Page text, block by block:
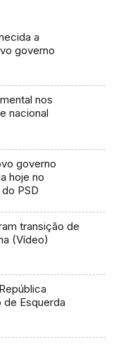
a
governo
nos
nacional
governo
hoje no
PSD
transição de
(Vídeo)
Esquerda